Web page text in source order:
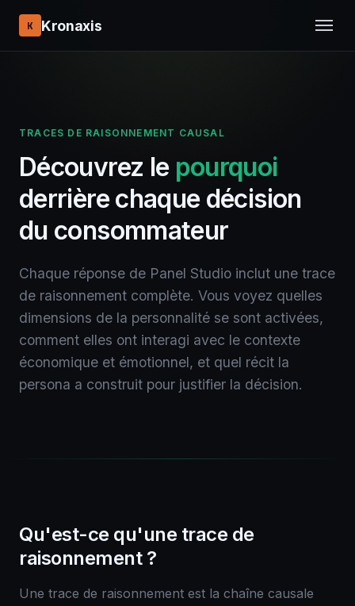
K Kronaxis
TRACES DE RAISONNEMENT CAUSAL
Découvrez le pourquoi
derrière chaque décision
du consommateur
Chaque réponse de Panel Studio inclut une trace
de raisonnement complète. Vous voyez quelles
dimensions de la personnalité se sont activées,
comment elles ont interagi avec le contexte
économique et émotionnel, et quel récit la
persona a construit pour justifier la décision.
Qu'est-ce qu'une trace de
raisonnement ?
Une trace de raisonnement est la chaîne causale